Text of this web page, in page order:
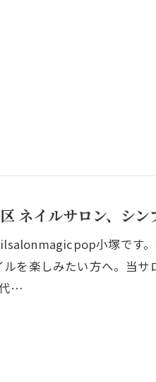
ネイルサロン、シ
小塚です
ルを楽しみたい方へ。当
…